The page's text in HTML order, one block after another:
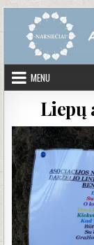
Skip to content
MENU
Liepų